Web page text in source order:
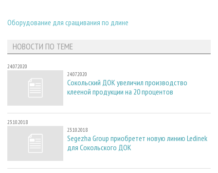
Оборудование для сращивания по длине
НОВОСТИ ПО ТЕМЕ
24.07.2020
24.07.2020
Сокольский ДОК увеличил производство
клееной продукции на 20 процентов
23.10.2018
23.10.2018
Segezha Group приобретет новую линию Ledinek
для Сокольского ДОК